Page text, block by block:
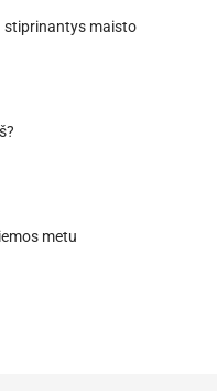
stiprinantys maisto
metu